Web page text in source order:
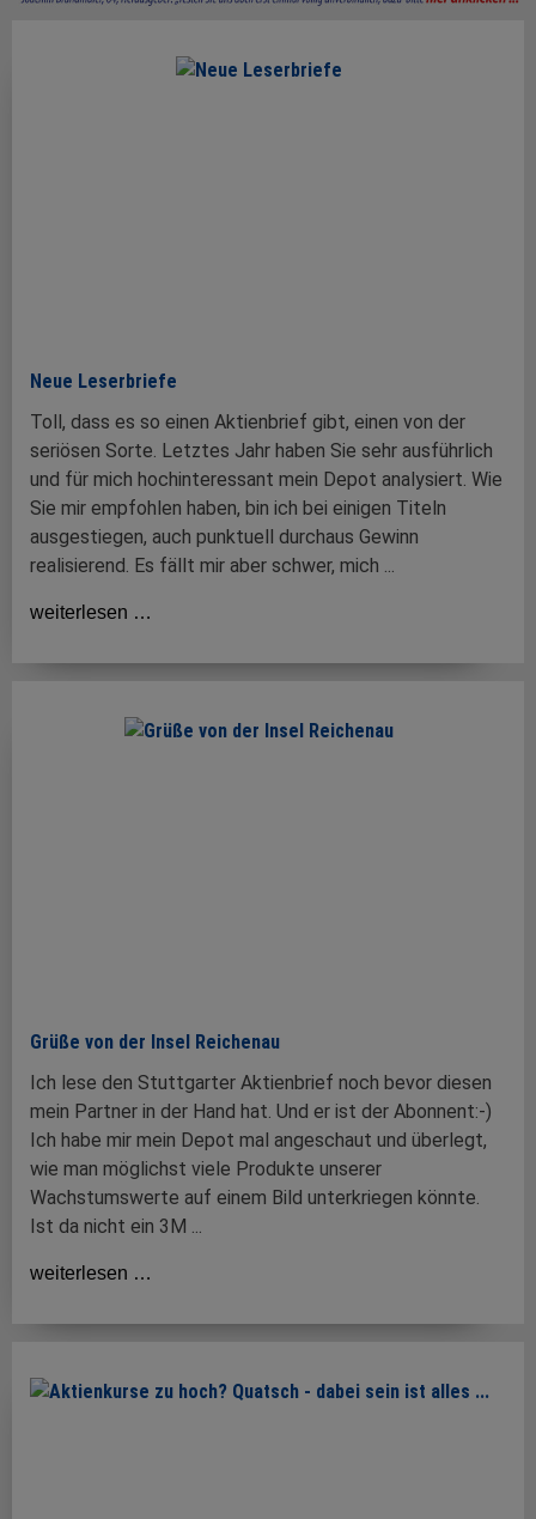
Neue Leserbriefe
Toll, dass es so einen Aktienbrief gibt, einen von der
seriösen Sorte. Letztes Jahr haben Sie sehr ausführlich
und für mich hochinteressant mein Depot analysiert. Wie
Sie mir empfohlen haben, bin ich bei einigen Titeln
ausgestiegen, auch punktuell durchaus Gewinn
realisierend. Es fällt mir aber schwer, mich ...
weiterlesen …
Grüße von der Insel Reichenau
Ich lese den Stuttgarter Aktienbrief noch bevor diesen
mein Partner in der Hand hat. Und er ist der Abonnent:-)
Ich habe mir mein Depot mal angeschaut und überlegt,
wie man möglichst viele Produkte unserer
Wachstumswerte auf einem Bild unterkriegen könnte.
Ist da nicht ein 3M ...
weiterlesen …